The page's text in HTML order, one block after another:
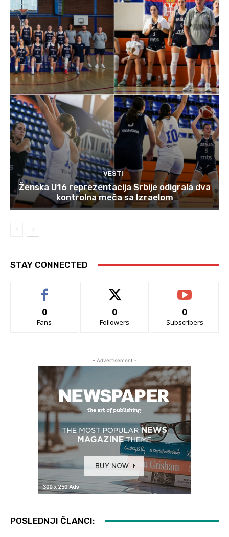
VESTI
Ženska U16 reprezentacija Srbije odigrala dva
kontrolna meča sa Izraelom
STAY CONNECTED
0
Fans
0
Followers
0
Subscribers
- Advertisement -
POSLEDNJI ČLANCI: